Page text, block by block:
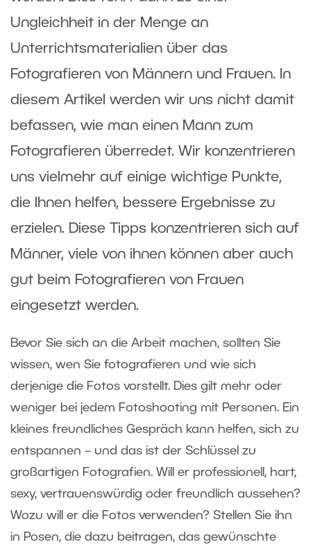
Ungleichheit in der Menge an
Unterrichtsmaterialien über das
Fotografieren von Männern und Frauen. In
diesem Artikel werden wir uns nicht damit
befassen, wie man einen Mann zum
Fotografieren überredet. Wir konzentrieren
uns vielmehr auf einige wichtige Punkte,
die Ihnen helfen, bessere Ergebnisse zu
erzielen. Diese Tipps konzentrieren sich auf
Männer, viele von ihnen können aber auch
gut beim Fotografieren von Frauen
eingesetzt werden.
Bevor Sie sich an die Arbeit machen, sollten Sie
wissen, wen Sie fotografieren und wie sich
derjenige die Fotos vorstellt. Dies gilt mehr oder
weniger bei jedem Fotoshooting mit Personen. Ein
kleines freundliches Gespräch kann helfen, sich zu
entspannen – und das ist der Schlüssel zu
großartigen Fotografien. Will er professionell, hart,
sexy, vertrauenswürdig oder freundlich aussehen?
Wozu will er die Fotos verwenden? Stellen Sie ihn
in Posen, die dazu beitragen, das gewünschte